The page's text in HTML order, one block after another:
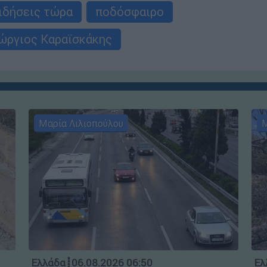
τώρα
ποδόσφαιρο
Καραϊσκάκης
Μαρία Λιλιοπούλου
Ελλάδα┋06.08.2026 06:50